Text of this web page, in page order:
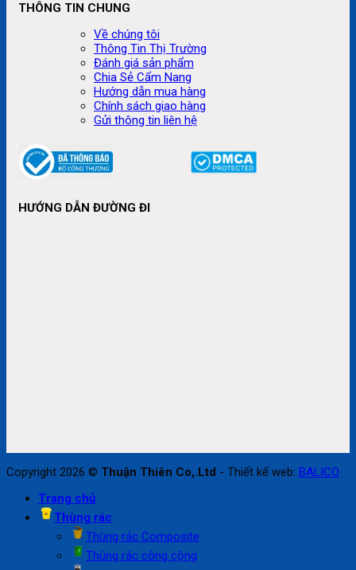
THÔNG TIN CHUNG
Về chúng tôi
Thông Tin Thị Trường
Đánh giá sản phẩm
Chia Sẻ Cẩm Nang
Hướng dẫn mua hàng
Chính sách giao hàng
Gửi thông tin liên hệ
HƯỚNG DẪN ĐƯỜNG ĐI
Copyright 2026 © Thuận Thiên Co,.Ltd - Thiết kế web: BALICO
Trang chủ
Thùng rác
Thùng rác Composite
Thùng rác công cộng